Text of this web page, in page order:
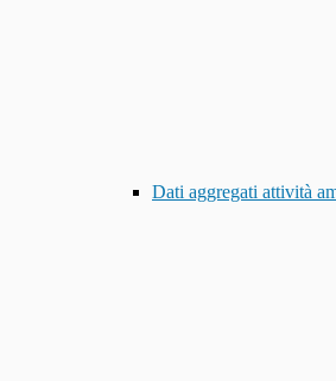
Dati aggregati attività